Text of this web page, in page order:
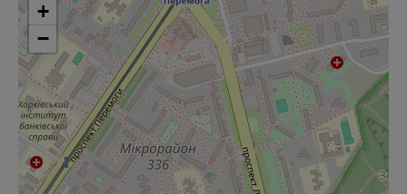
+
−